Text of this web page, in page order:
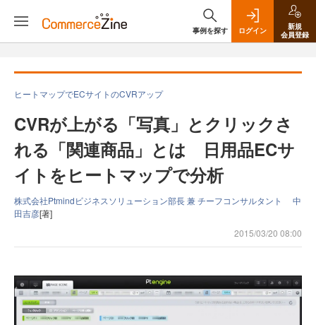
事例を探す ログイン
新規
会員登録
ヒートマップでECサイトのCVRアップ
CVRが上がる「写真」とクリックさ
れる「関連商品」とは 日用品ECサ
イトをヒートマップで分析
株式会社Ptmindビジネスソリューション部長 兼 チーフコンサルタント 中
田吉彦[著]
2015/03/20 08:00